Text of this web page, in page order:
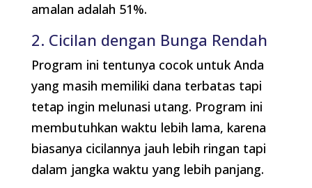
amalan adalah 51%.
2. Cicilan dengan Bunga Rendah
Program ini tentunya cocok untuk Anda
yang masih memiliki dana terbatas tapi
tetap ingin melunasi utang. Program ini
membutuhkan waktu lebih lama, karena
biasanya cicilannya jauh lebih ringan tapi
dalam jangka waktu yang lebih panjang.